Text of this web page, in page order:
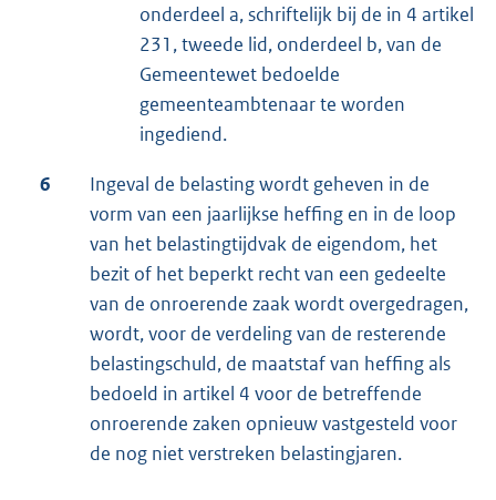
onderdeel a, schriftelijk bij de in 4 artikel
231, tweede lid, onderdeel b, van de
Gemeentewet bedoelde
gemeenteambtenaar te worden
ingediend.
6
Ingeval de belasting wordt geheven in de
vorm van een jaarlijkse heffing en in de loop
van het belastingtijdvak de eigendom, het
bezit of het beperkt recht van een gedeelte
van de onroerende zaak wordt overgedragen,
wordt, voor de verdeling van de resterende
belastingschuld, de maatstaf van heffing als
bedoeld in artikel 4 voor de betreffende
onroerende zaken opnieuw vastgesteld voor
de nog niet verstreken belastingjaren.